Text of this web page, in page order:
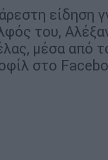
είδηση
του,
μέσα από
στο